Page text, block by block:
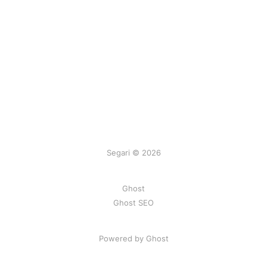
Segari © 2026
Ghost
Ghost SEO
Powered by Ghost